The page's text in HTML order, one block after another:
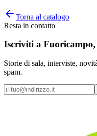
Torna al catalogo
Resta in contatto
Iscriviti a Fuoricampo
Storie di sala, interviste,
spam.